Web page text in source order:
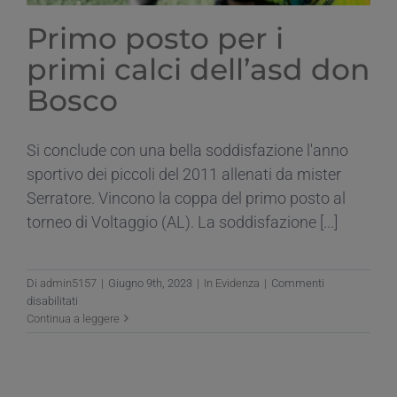
Primo posto per i
primi calci dell’asd don
Bosco
Si conclude con una bella soddisfazione l'anno
sportivo dei piccoli del 2011 allenati da mister
Serratore. Vincono la coppa del primo posto al
torneo di Voltaggio (AL). La soddisfazione [...]
Di admin5157 | Giugno 9th, 2023 | In Evidenza | Commenti
disabilitati
Primo
Continua a leggere